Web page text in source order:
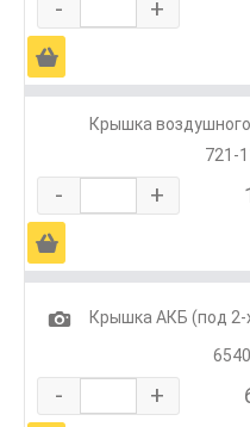
- +
Ä
Крышка
721-
- +
Ä
1
Крышка АКБ (под
- +